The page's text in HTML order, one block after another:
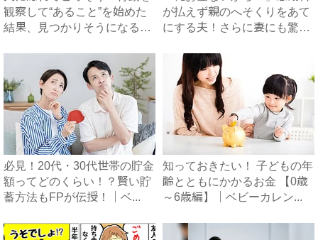
観察して“あること”を始めた
結果、見つかりそうになる
が払えず親のへそくりをあて
にする夫！さらに妻にも驚愕
必見！20代・30代世帯の貯金
額ってどのくらい！？賢い貯
蓄方法もFPが伝授！｜ベ...
知っておきたい！ 子どもの年
齢とともにかかるお金 【0歳
～6歳編】｜ベビーカレン...